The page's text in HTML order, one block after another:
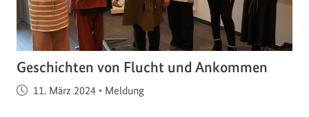
Geschichten von Flucht und Ankommen
Veröffentlicht am
11. März 2024 • Meldung